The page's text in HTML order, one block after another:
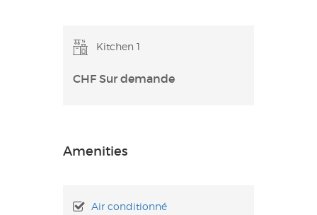
Kitchen 1
CHF Sur demande
Amenities
Air conditionné